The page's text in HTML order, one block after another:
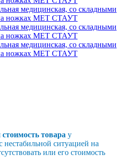
товара у
нестабильной ситуацией на
или его стоимость